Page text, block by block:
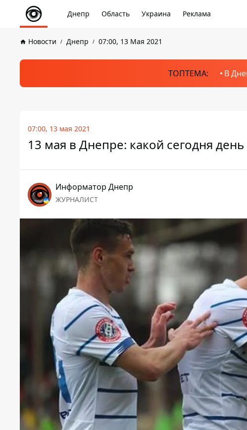
Днепр Область Украина Реклама
Новости Днепр 07:00, 13 Мая 2021
ТОПТЕМА: В
07:00, 13 мая 2021
13 мая в Днепре: какой сегодня день
Информатор Днепр
ЖУРНАЛИСТ